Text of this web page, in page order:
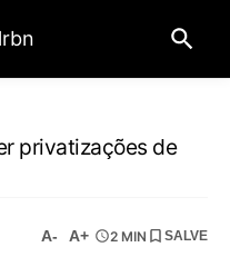
privatizações de
A- A+ 2 MIN SALVE